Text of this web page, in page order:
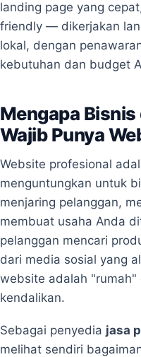
landing page yang
friendly — dikerjakan
lokal, dengan
kebutuhan dan budget
Mengapa Bisnis
Wajib Punya
Website profesional
menguntungkan untuk
menjaring pelanggan,
membuat usaha Anda
pelanggan mencari
dari media sosial yang
website adalah "rumah"
kendalikan.
Sebagai penyedia jasa
melihat sendiri